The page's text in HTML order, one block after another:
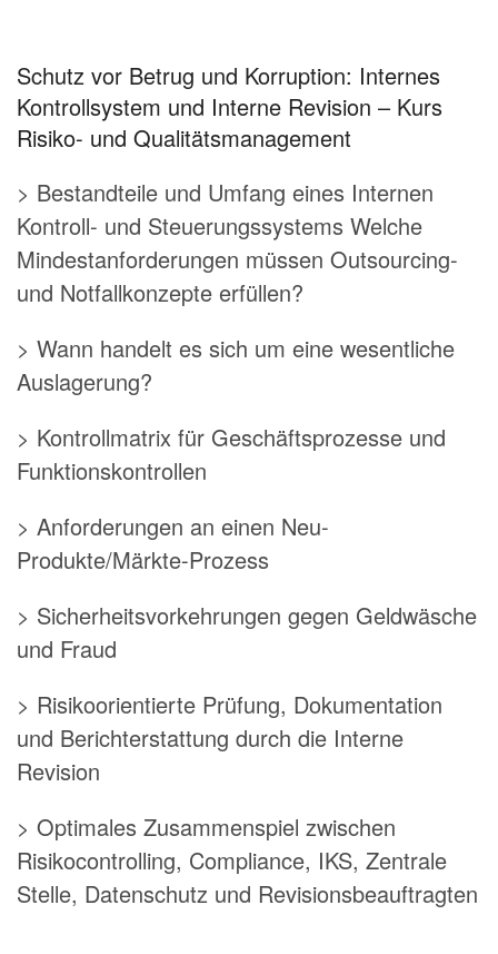
Schutz vor Betrug und Korruption: Internes
Kontrollsystem und Interne Revision – Kurs
Risiko- und Qualitätsmanagement
> Bestandteile und Umfang eines Internen
Kontroll- und Steuerungssystems Welche
Mindestanforderungen müssen Outsourcing-
und Notfallkonzepte erfüllen?
> Wann handelt es sich um eine wesentliche
Auslagerung?
> Kontrollmatrix für Geschäftsprozesse und
Funktionskontrollen
> Anforderungen an einen Neu-
Produkte/Märkte-Prozess
> Sicherheitsvorkehrungen gegen Geldwäsche
und Fraud
> Risikoorientierte Prüfung, Dokumentation
und Berichterstattung durch die Interne
Revision
> Optimales Zusammenspiel zwischen
Risikocontrolling, Compliance, IKS, Zentrale
Stelle, Datenschutz und Revisionsbeauftragten